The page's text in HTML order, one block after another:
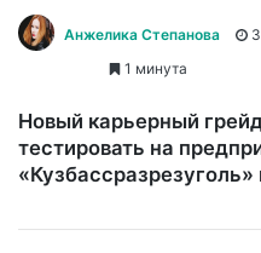
Анжелика Степанова
1 минута
Новый карьерный
тестировать на
«Кузбассразрезуголь»